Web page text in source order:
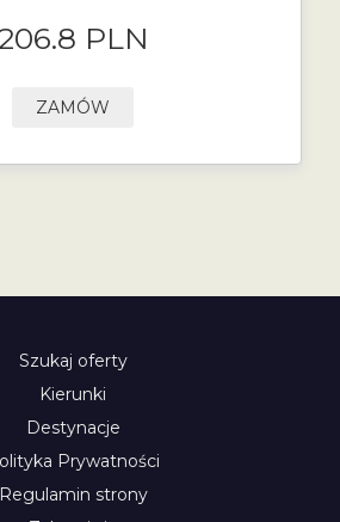
PLN
ZAMÓW
Szukaj oferty
Kierunki
Destynacje
Prywatności
Regulamin strony